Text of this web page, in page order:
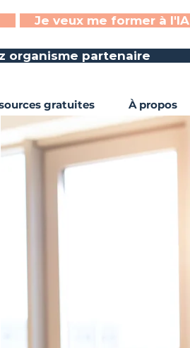
Je veux me former à l'IA
organisme partenaire
gratuites À propos